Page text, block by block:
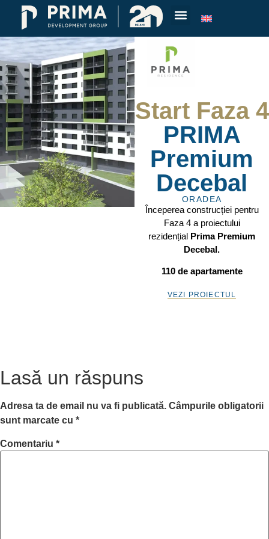
Start Faza 4
PRIMA
Premium
Decebal
ORADEA
Începerea construcției pentru
Faza 4 a proiectului
rezidențial Prima Premium
Decebal.
110 de apartamente
VEZI PROIECTUL
Lasă un răspuns
Adresa ta de email nu va fi publicată. Câmpurile obligatorii
sunt marcate cu *
Comentariu *